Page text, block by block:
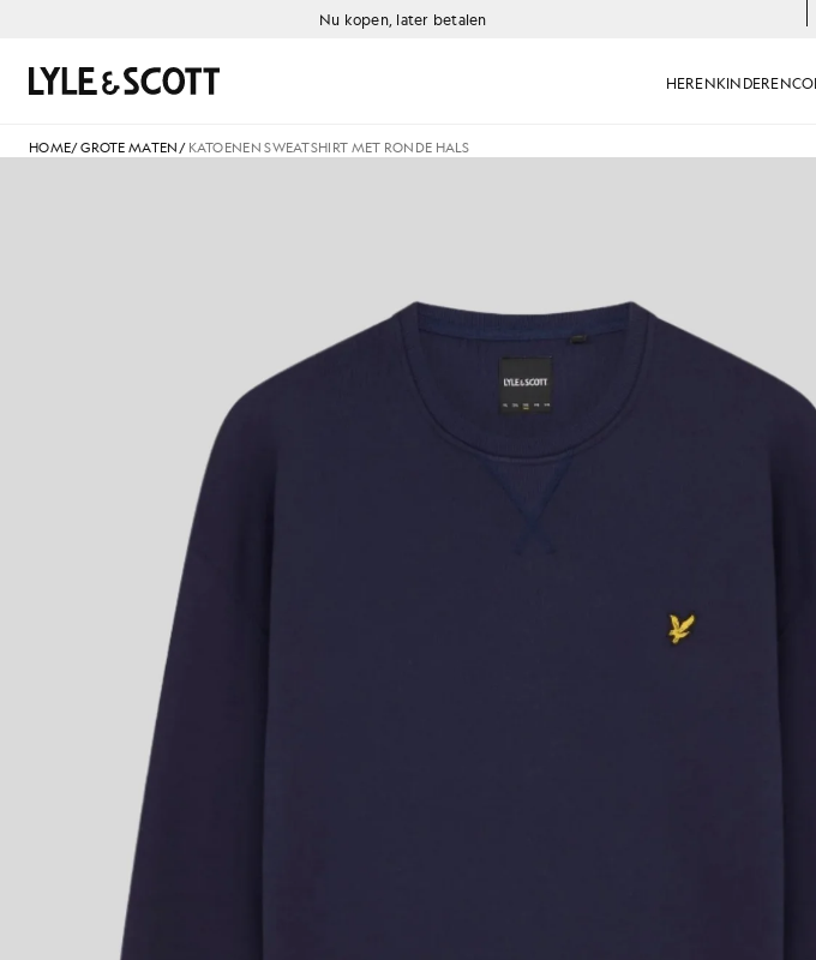
Nu kopen, later betalen
HERENKINDEREN
Zoeken
HOME/GROTE MATEN/ KATOENEN SWEATSHIRT MET RONDE HALS